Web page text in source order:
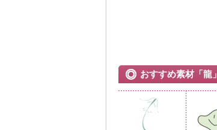
おすすめ素材「龍」